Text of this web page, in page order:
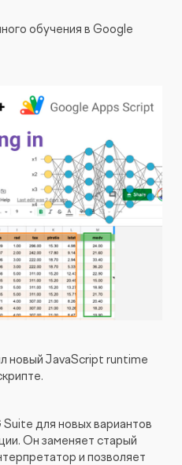
обучения в Google
новый JavaScript runtime
для новых вариантов
Он заменяет старый
и позволяет